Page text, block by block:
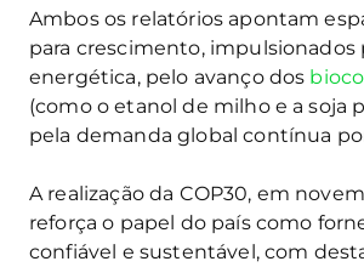
Ambos os relatórios apontam
para crescimento, impulsionados
energética, pelo avanço dos
(como o etanol de milho e a soja
pela demanda global contínua
A realização da COP30, em
reforça o papel do país como
confiável e sustentável, com